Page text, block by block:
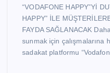
“VODAFONE HAPPY”Yİ
HAPPY” İLE
FAYDA SAĞLANACAK
sunmak için çalışmalarına
sadakat platformu